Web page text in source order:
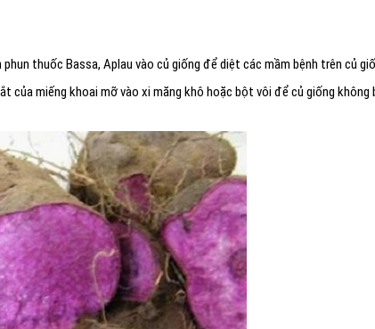
thuốc Bassa, Aplau vào củ giống để diệt các mầm bệnh trên củ
của miếng khoai mỡ vào xi măng khô hoặc bột vôi để củ giống không